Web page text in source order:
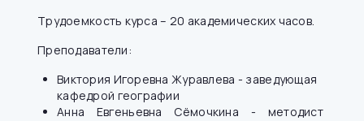
Трудоемкость курса – 20 академических часов.
Преподаватели:
Виктория Игоревна Журавлева - заведующая
кафедрой географии
Анна Евгеньевна Сёмочкина - методист